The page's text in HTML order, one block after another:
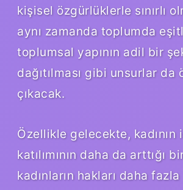
kişisel özgürlüklerle sınırlı
aynı zamanda toplumda
toplumsal yapının adil bir
dağıtılması gibi unsurlar da
çıkacak.
Özellikle gelecekte, kadının
katılımının daha da arttığı
kadınların hakları daha fazla